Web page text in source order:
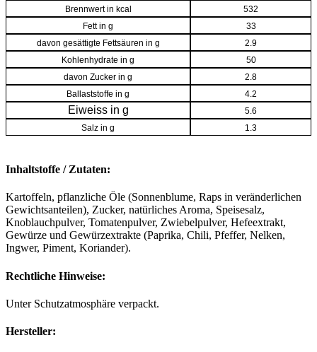
Brennwert in kcal
532
Fett in g
33
davon gesättigte Fettsäuren in g
2.9
Kohlenhydrate in g
50
davon Zucker in g
2.8
Ballaststoffe in g
4.2
Eiweiss in g
5.6
Salz in g
1.3
Inhaltstoffe / Zutaten:
Kartoffeln, pflanzliche Öle (Sonnenblume, Raps in veränderlichen
Gewichtsanteilen), Zucker, natürliches Aroma, Speisesalz,
Knoblauchpulver, Tomatenpulver, Zwiebelpulver, Hefeextrakt,
Gewürze und Gewürzextrakte (Paprika, Chili, Pfeffer, Nelken,
Ingwer, Piment, Koriander).
Rechtliche Hinweise:
Unter Schutzatmosphäre verpackt.
Hersteller: